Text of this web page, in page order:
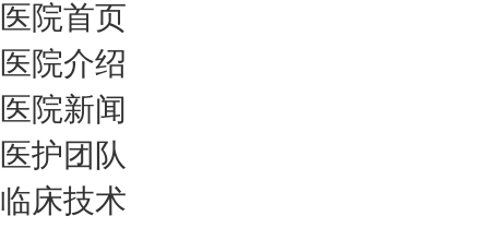
医院首页
医院介绍
医院新闻
医护团队
临床技术